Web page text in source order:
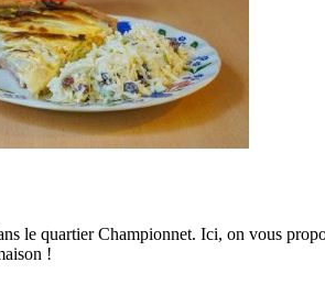
le quartier Championnet. Ici, on vous
!